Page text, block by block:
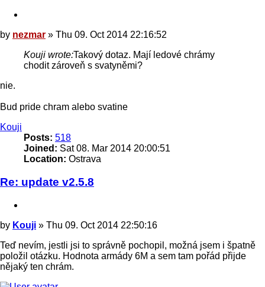
Post
by nezmar » Thu 09. Oct 2014 22:16:52
Kouji wrote:Takový dotaz. Mají ledové chrámy
chodit zároveň s svatyněmi?
nie.
Bud pride chram alebo svatine
Kouji
Posts: 518
Joined: Sat 08. Mar 2014 20:00:51
Location: Ostrava
Re: update v2.5.8
Post
by Kouji » Thu 09. Oct 2014 22:50:16
Teď nevím, jestli jsi to správně pochopil, možná jsem i špatně
položil otázku. Hodnota armády 6M a sem tam pořád přijde
nějaký ten chrám.